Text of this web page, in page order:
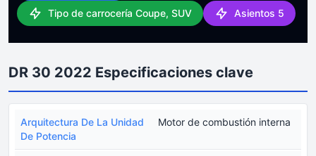
Tipo de carrocería Coupe, SUV Asientos 5
DR 30 2022 Especificaciones clave
Arquitectura De La Unidad
De Potencia
Motor de combustión interna